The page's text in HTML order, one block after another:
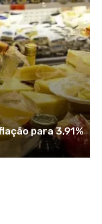
para 3,91%